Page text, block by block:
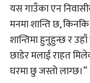
यस गाउँका एन
मनमा शान्ति छ,
शान्तिमा हुनुहुन्छ र
छाडेर मलाई राहत
घरमा छु जस्तो लाग्छ।”